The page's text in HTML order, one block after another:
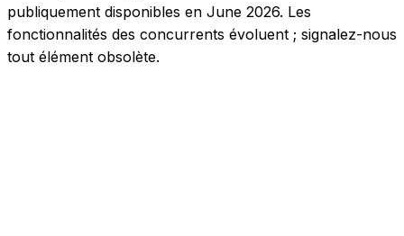
publiquement disponibles en June 2026. Les
fonctionnalités des concurrents évoluent ; signalez-nous
tout élément obsolète.